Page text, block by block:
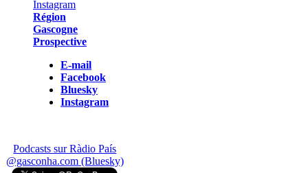
Région
Gascogne
Prospective
E-mail
Facebook
Bluesky
Instagram
Podcasts sur Ràdio País
@gasconha.com (Bluesky)